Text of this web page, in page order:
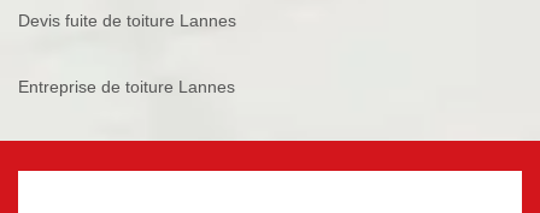
Devis fuite de toiture Lannes
Entreprise de toiture Lannes